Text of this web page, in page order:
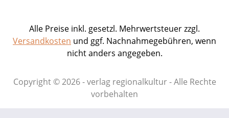
Alle Preise inkl. gesetzl. Mehrwertsteuer zzgl.
Versandkosten und ggf. Nachnahmegebühren, wenn
nicht anders angegeben.
Copyright © 2026 - verlag regionalkultur - Alle Rechte
vorbehalten